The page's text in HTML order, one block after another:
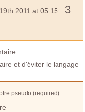
2011 at 05:15 3
et d'éviter le langage
pseudo (required)